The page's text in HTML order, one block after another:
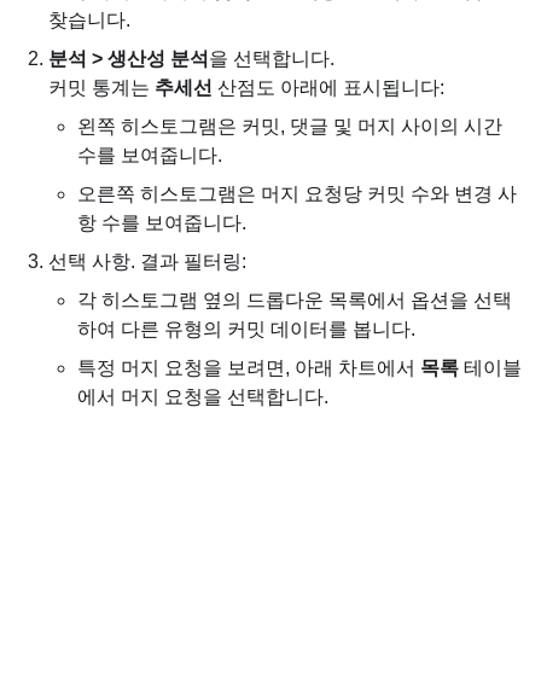
찾습니다.
분석 > 생산성 분석 을 선택합니다.
커밋 통계는 추세선 산점도 아래에 표시됩니다:
왼쪽 히스토그램은 커밋, 댓글 및 머지 사이의 시간
수를 보여줍니다.
오른쪽 히스토그램은 머지 요청당 커밋 수와 변경 사
항 수를 보여줍니다.
선택 사항. 결과 필터링:
각 히스토그램 옆의 드롭다운 목록에서 옵션을 선택
하여 다른 유형의 커밋 데이터를 봅니다.
특정 머지 요청을 보려면, 아래 차트에서 목록 테이블
에서 머지 요청을 선택합니다.